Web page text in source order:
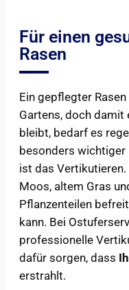
Für einen
Rasen
Ein gepflegter
Gartens, doch damit
bleibt, bedarf es
besonders wichtiger
ist das Vertikutieren.
Moos, altem Gras
Pflanzenteilen
kann. Bei
professionelle
dafür sorgen, dass
erstrahlt.